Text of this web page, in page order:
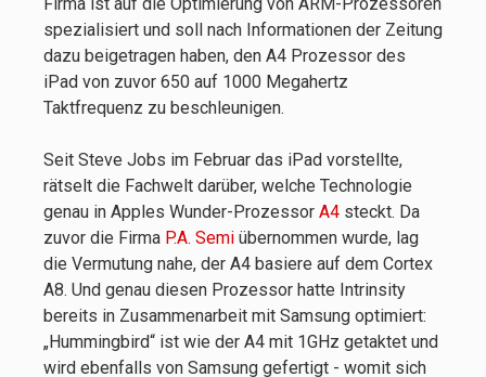
Firma ist auf die Optimierung von ARM-Prozessoren
spezialisiert und soll nach Informationen der Zeitung
dazu beigetragen haben, den A4 Prozessor des
iPad von zuvor 650 auf 1000 Megahertz
Taktfrequenz zu beschleunigen.
Seit Steve Jobs im Februar das iPad vorstellte,
rätselt die Fachwelt darüber, welche Technologie
genau in Apples Wunder-Prozessor A4 steckt. Da
zuvor die Firma P.A. Semi übernommen wurde, lag
die Vermutung nahe, der A4 basiere auf dem Cortex
A8. Und genau diesen Prozessor hatte Intrinsity
bereits in Zusammenarbeit mit Samsung optimiert:
„Hummingbird“ ist wie der A4 mit 1GHz getaktet und
wird ebenfalls von Samsung gefertigt - womit sich